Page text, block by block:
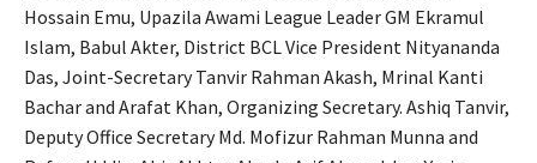
Hossain Emu, Upazila Awami League Leader GM Ekramul
Islam, Babul Akter, District BCL Vice President Nityananda
Das, Joint-Secretary Tanvir Rahman Akash, Mrinal Kanti
Bachar and Arafat Khan, Organizing Secretary. Ashiq Tanvir,
Deputy Office Secretary Md. Mofizur Rahman Munna and